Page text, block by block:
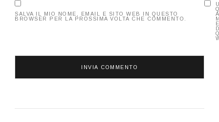
SALVA IL MIO NOME, EMAIL E SITO WEB IN QUESTO
BROWSER PER LA PROSSIMA VOLTA CHE COMMENTO.